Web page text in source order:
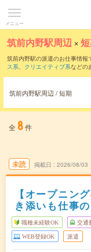
メニュー
筑前内野駅周辺 ×
筑前内野駅の派遣のお仕事情報
ス系、 クリエイティブ系などの
筑前内野駅周辺 / 短期
全 8件
未読 掲載日 2026/08/03
【オープニン
き添いも仕事
職種未経験OK 交通
WEB登録OK 派遣